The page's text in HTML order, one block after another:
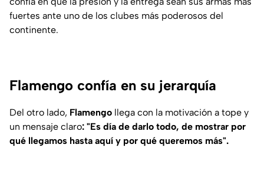
fuertes ante uno de los clubes más poderosos del
continente.
Flamengo confía en su jerarquía
Del otro lado, Flamengo llega con la motivación a tope y
un mensaje claro: "Es día de darlo todo, de mostrar por
qué llegamos hasta aquí y por qué queremos más".